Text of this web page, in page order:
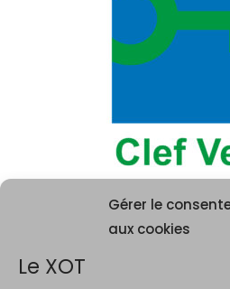
Gérer le
aux cookies
Le XOT